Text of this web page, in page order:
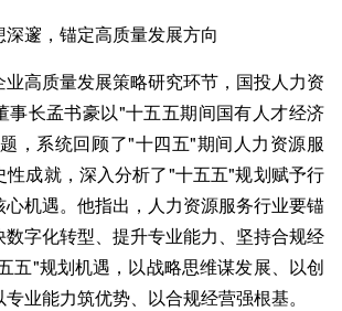
深邃，锚定高质量发展方向
高质量发展策略研究环节，国投人力资
事长孟书豪以"十五五期间国有人才经济
，系统回顾了"十四五"期间人力资源服
性成就，深入分析了"十五五"规划赋予行
机遇。他指出，人力资源服务行业要锚
字化转型、提升专业能力、坚持合规经
五"规划机遇，以战略思维谋发展、以创
业能力筑优势、以合规经营强根基。